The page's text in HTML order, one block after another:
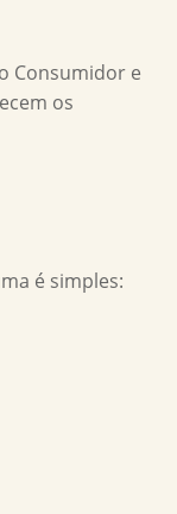
Consumidor e
os
é simples: